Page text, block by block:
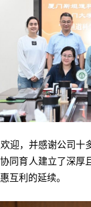
迎，并感谢公司
同育人建立了深
互利的延续。